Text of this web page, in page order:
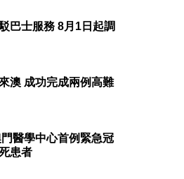
巴士服務 8月1日起調
澳 成功完成兩例高難
醫學中心首例緊急冠
患者